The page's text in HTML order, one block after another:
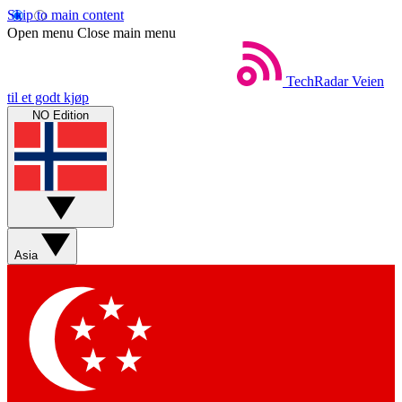
Skip to main content
Open menu Close main menu
TechRadar Veien
til et godt kjøp
NO Edition
Asia